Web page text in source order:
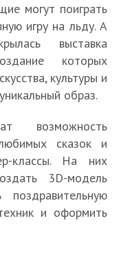
могут поиграть
игру на льду. А
выставка
которых
культуры и
образ.
возможность
сказок и
классы. На них
3D-модель
и оформить